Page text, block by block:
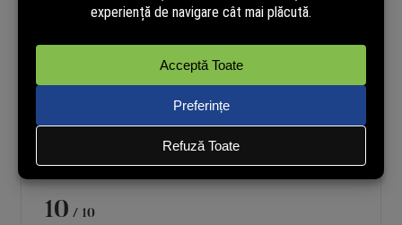
Achiziție verificată
10 / 10